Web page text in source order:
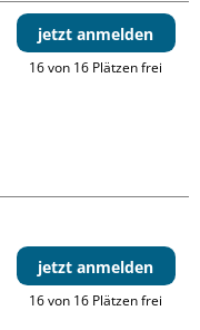
jetzt anmelden
16 von 16 Plätzen frei
jetzt anmelden
16 von 16 Plätzen frei